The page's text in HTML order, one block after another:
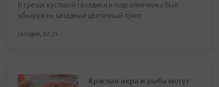
В срезах кустовой гвоздики и подсолнечника был
обнаружен западный цветочный трипс
сегодня, 00:25
Красная икра и рыба могут